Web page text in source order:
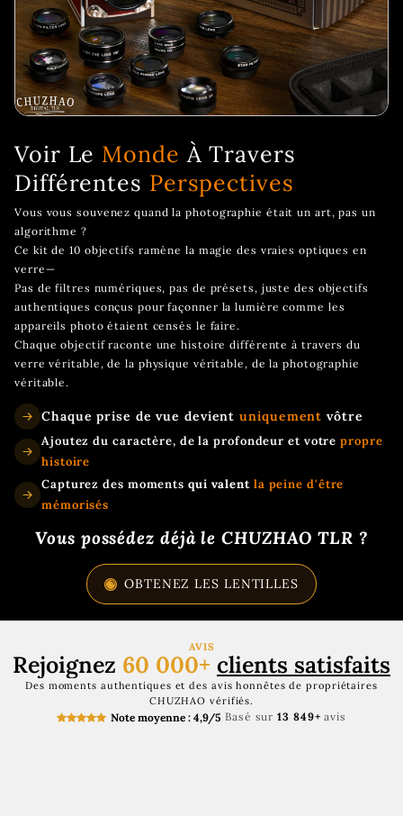
Voir Le Monde À Travers
Différentes Perspectives
Vous vous souvenez quand la photographie était un art, pas un
algorithme ?
Ce kit de 10 objectifs ramène la magie des vraies optiques en
verre—
Pas de filtres numériques, pas de présets, juste des objectifs
authentiques conçus pour façonner la lumière comme les
appareils photo étaient censés le faire.
Chaque objectif raconte une histoire différente à travers du
verre véritable, de la physique véritable, de la photographie
véritable.
Chaque prise de vue devientuniquementvôtre
Ajoutez du caractère, de la profondeur et votrepropre
histoire
Capturez des moments qui valent la peine d'être
mémorisés
Vous possédez déjà le CHUZHAO TLR ?
OBTENEZ LES LENTILLES
AVIS
Rejoignez 60 000+ clients satisfaits
Des moments authentiques et des avis honnêtes de propriétaires
CHUZHAO vérifiés.
Note moyenne : 4,9/5 Basé sur13 849+ avis